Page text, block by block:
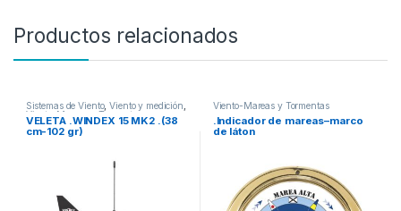
Productos relacionados
Sistemas de Viento,Viento y medición
Viento-Mareas y Tormentas
VELETA .WINDEX 15 MK2 .(38
cm-102 gr)
Viento-Mareas y Tormentas
.Indicador de mareas–marco
de láton